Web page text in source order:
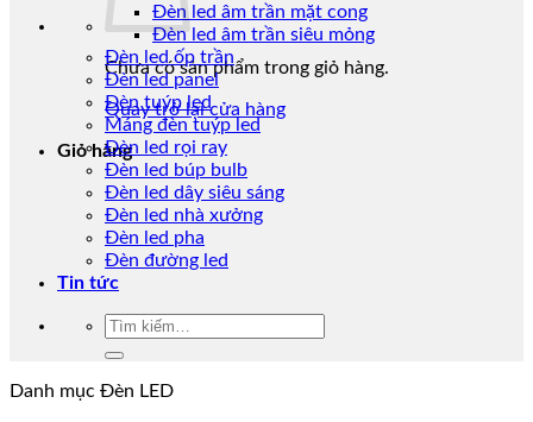
Chưa có sản phẩm trong giỏ hàng.
Quay trở lại cửa hàng
Giỏ hàng
Đèn led âm trần mặt cong
Đèn led âm trần siêu mỏng
Đèn led ốp trần
Đèn led panel
Đèn tuýp led
Máng đèn tuýp led
Đèn led rọi ray
Đèn led búp bulb
Đèn led dây siêu sáng
Đèn led nhà xưởng
Đèn led pha
Đèn đường led
Tin tức
Tìm
Danh mục Đèn LED